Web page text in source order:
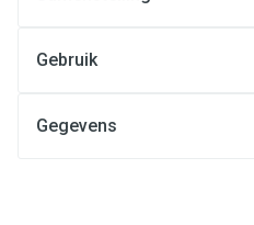
Gebruik
Gegevens